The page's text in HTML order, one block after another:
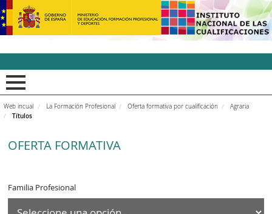
INCUAl - Instituto
Web incual La Formación Profesional Oferta formativa por cualificación
Agraria
Títulos
OFERTA FORMATIVA
Familia Profesional